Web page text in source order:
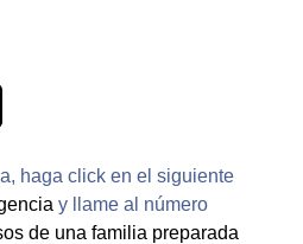
haga click en el siguiente
y llame al número
de una familia preparada